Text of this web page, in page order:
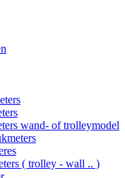
wand- of trolleymodel
( trolley - wall .. )